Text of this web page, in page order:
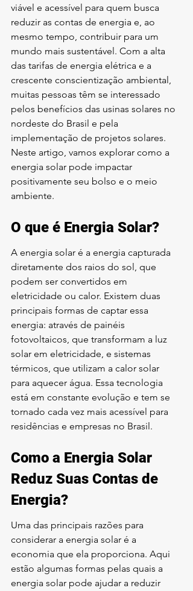
viável e acessível para quem busca
reduzir as contas de energia e, ao
mesmo tempo, contribuir para um
mundo mais sustentável. Com a alta
das tarifas de energia elétrica e a
crescente conscientização ambiental,
muitas pessoas têm se interessado
pelos benefícios das usinas solares no
nordeste do Brasil e pela
implementação de projetos solares.
Neste artigo, vamos explorar como a
energia solar pode impactar
positivamente seu bolso e o meio
ambiente.
O que é Energia Solar?
A energia solar é a energia capturada
diretamente dos raios do sol, que
podem ser convertidos em
eletricidade ou calor. Existem duas
principais formas de captar essa
energia: através de painéis
fotovoltaicos, que transformam a luz
solar em eletricidade, e sistemas
térmicos, que utilizam a calor solar
para aquecer água. Essa tecnologia
está em constante evolução e tem se
tornado cada vez mais acessível para
residências e empresas no Brasil.
Como a Energia Solar
Reduz Suas Contas de
Energia?
Uma das principais razões para
considerar a energia solar é a
economia que ela proporciona. Aqui
estão algumas formas pelas quais a
energia solar pode ajudar a reduzir